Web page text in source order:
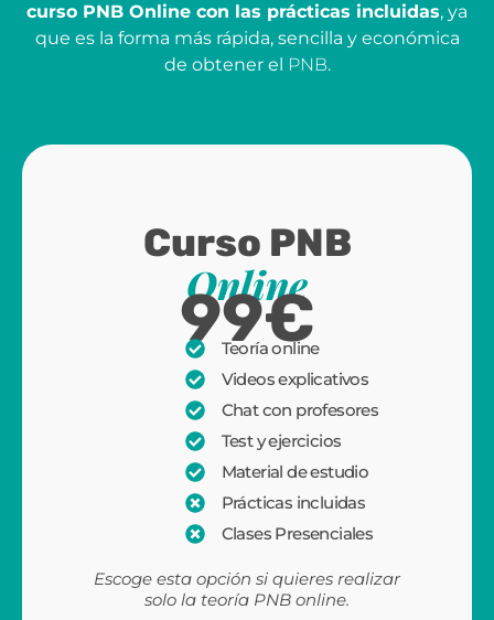
curso PNB Online con las prácticas incluidas, ya
que es la forma más rápida, sencilla y económica
de obtener el PNB.
Curso PNB
Online
99€
Teoría online
Videos explicativos
Chat con profesores
Test y ejercicios
Material de estudio
Prácticas incluidas
Clases Presenciales
Escoge esta opción si quieres realizar
solo la teoría PNB online.